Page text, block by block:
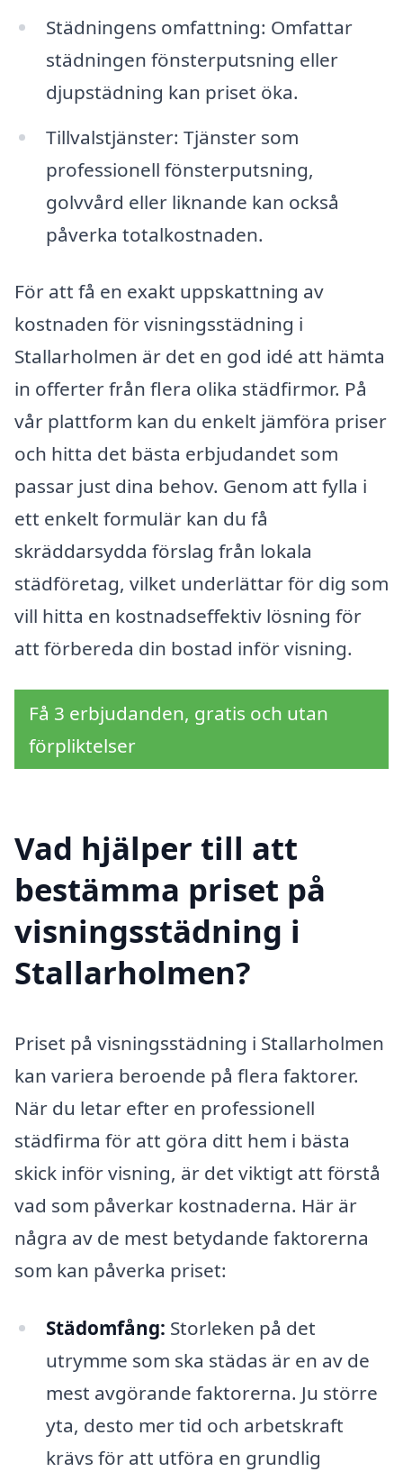
Städningens omfattning: Omfattar
städningen fönsterputsning eller
djupstädning kan priset öka.
Tillvalstjänster: Tjänster som
professionell fönsterputsning,
golvvård eller liknande kan också
påverka totalkostnaden.
För att få en exakt uppskattning av
kostnaden för visningsstädning i
Stallarholmen är det en god idé att hämta
in offerter från flera olika städfirmor. På
vår plattform kan du enkelt jämföra priser
och hitta det bästa erbjudandet som
passar just dina behov. Genom att fylla i
ett enkelt formulär kan du få
skräddarsydda förslag från lokala
städföretag, vilket underlättar för dig som
vill hitta en kostnadseffektiv lösning för
att förbereda din bostad inför visning.
Få 3 erbjudanden, gratis och utan
förpliktelser
Vad hjälper till att
bestämma priset på
visningsstädning i
Stallarholmen?
Priset på visningsstädning i Stallarholmen
kan variera beroende på flera faktorer.
När du letar efter en professionell
städfirma för att göra ditt hem i bästa
skick inför visning, är det viktigt att förstå
vad som påverkar kostnaderna. Här är
några av de mest betydande faktorerna
som kan påverka priset:
Städomfång: Storleken på det
utrymme som ska städas är en av de
mest avgörande faktorerna. Ju större
yta, desto mer tid och arbetskraft
krävs för att utföra en grundlig